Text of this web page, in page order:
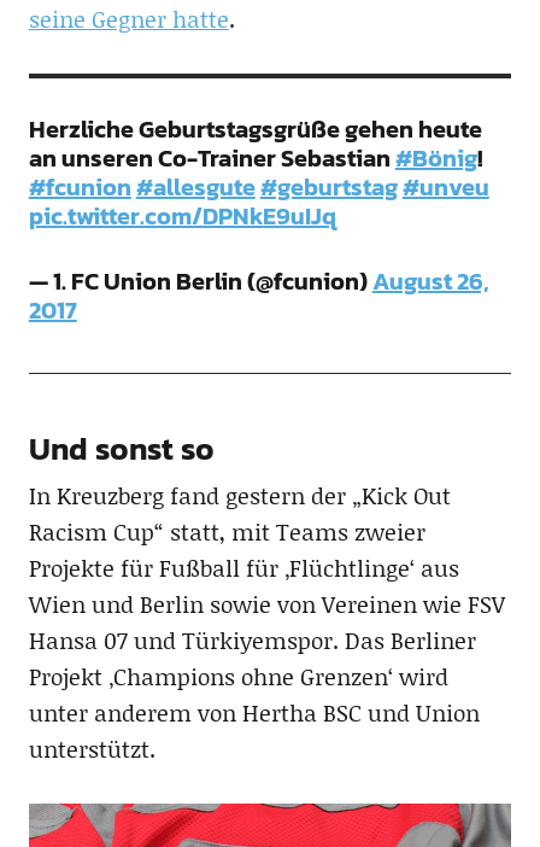
seine Gegner hatte.
Herzliche Geburtstagsgrüße gehen heute
an unseren Co-Trainer Sebastian#Bönig!
#fcunion#allesgute#geburtstag#unveu
pic.twitter.com/DPNkE9uIJq
— 1. FC Union Berlin (@fcunion)August 26,
2017
Und sonst so
In Kreuzberg fand gestern der „Kick Out
Racism Cup“ statt, mit Teams zweier
Projekte für Fußball für ‚Flüchtlinge‘ aus
Wien und Berlin sowie von Vereinen wie FSV
Hansa 07 und Türkiyemspor. Das Berliner
Projekt ‚Champions ohne Grenzen‘ wird
unter anderem von Hertha BSC und Union
unterstützt.